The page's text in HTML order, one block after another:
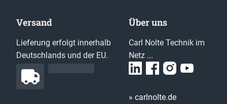
Versand
Lieferung erfolgt innerhalb
Deutschlands und der EU.
Über uns
Carl Nolte Technik im
Netz ...
» carlnolte.de